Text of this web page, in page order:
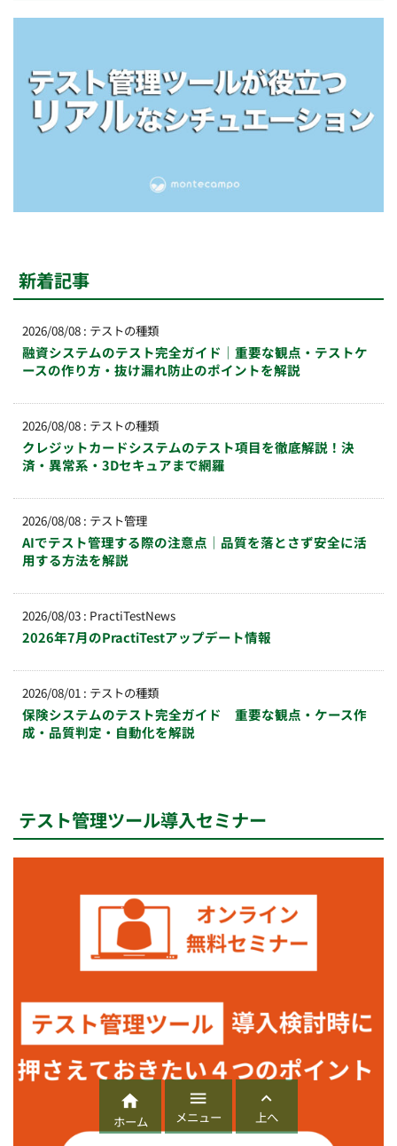
新着記事
2026/08/08 : テストの種類
融資システムのテスト完全ガイド｜重要な観点・テストケ
ースの作り方・抜け漏れ防止のポイントを解説
2026/08/08 : テストの種類
クレジットカードシステムのテスト項目を徹底解説！決
済・異常系・3Dセキュアまで網羅
2026/08/08 : テスト管理
AIでテスト管理する際の注意点｜品質を落とさず安全に活
用する方法を解説
2026/08/03 : PractiTestNews
2026年7月のPractiTestアップデート情報
2026/08/01 : テストの種類
保険システムのテスト完全ガイド 重要な観点・ケース作
成・品質判定・自動化を解説
テスト管理ツール導入セミナー

ホーム

メニュー

上へ